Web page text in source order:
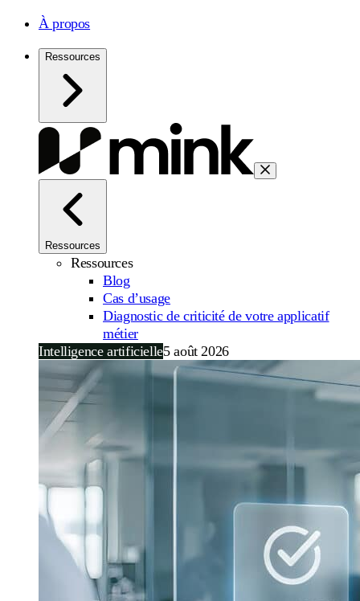
À propos
Ressources
Ressources
Ressources
Blog
Cas d’usage
Diagnostic de criticité de votre applicatif
métier
Intelligence artificielle5 août 2026